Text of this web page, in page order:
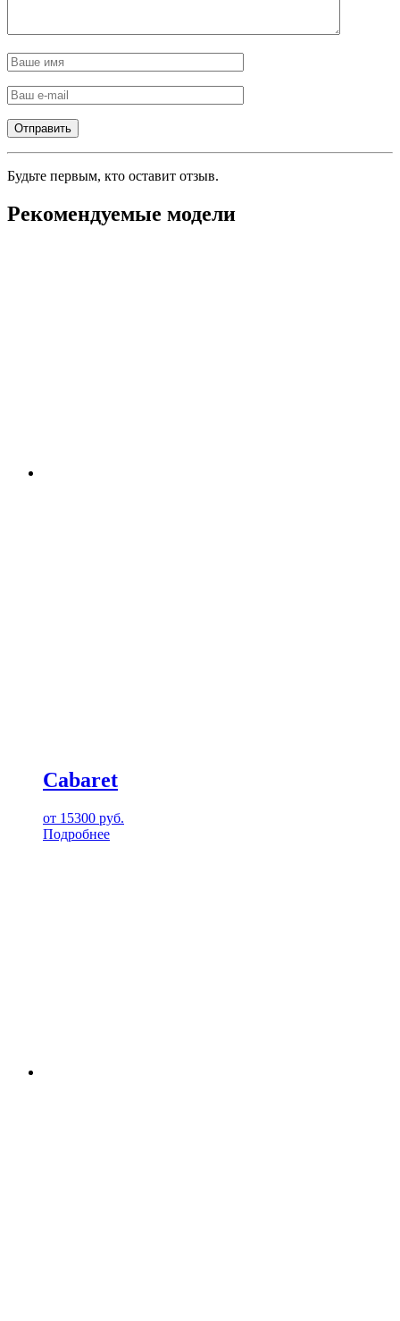
Будьте первым, кто оставит отзыв.
Рекомендуемые модели
Cabaret
от 15300 руб.
Подробнее